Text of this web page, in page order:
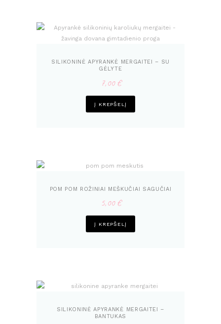
SILIKONINĖ APYRANKĖ MERGAITEI – SU
GĖLYTE
7,00€
Į KREPŠELĮ
POM POM ROŽINIAI MEŠKUČIAI SAGUČIAI
5,00€
Į KREPŠELĮ
SILIKONINĖ APYRANKĖ MERGAITEI –
BANTUKAS